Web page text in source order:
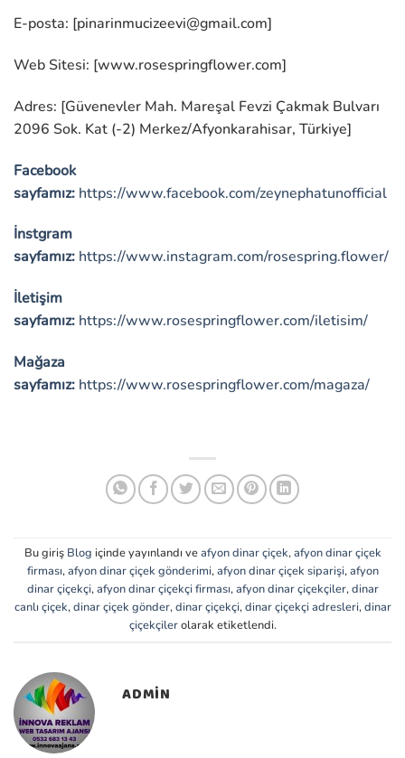
E-posta: [pinarinmucizeevi@gmail.com]
Web Sitesi: [www.rosespringflower.com]
Adres: [Güvenevler Mah. Mareşal Fevzi Çakmak Bulvarı
2096 Sok. Kat (-2) Merkez/Afyonkarahisar, Türkiye]
Facebook
sayfamız: https://www.facebook.com/zeynephatunofficial
İnstgram
sayfamız: https://www.instagram.com/rosespring.flower/
İletişim
sayfamız: https://www.rosespringflower.com/iletisim/
Mağaza
sayfamız: https://www.rosespringflower.com/magaza/
Bu giriş Blog içinde yayınlandı veafyon dinar çiçek,afyon dinar çiçek
firması,afyon dinar çiçek gönderimi,afyon dinar çiçek siparişi,afyon
dinar çiçekçi,afyon dinar çiçekçi firması,afyon dinar çiçekçiler,dinar
canlı çiçek,dinar çiçek gönder,dinar çiçekçi,dinar çiçekçi adresleri,dinar
çiçekçilerolarak etiketlendi.
ADMIN